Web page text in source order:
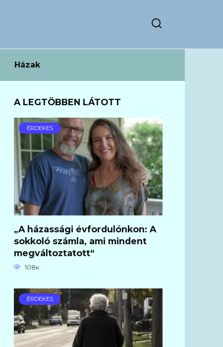
Házak
A LEGTÖBBEN LÁTOTT
ÉRDEKES
„A házassági évfordulónkon: A
sokkoló számla, ami mindent
megváltoztatott“
108к.
ÉRDEKES